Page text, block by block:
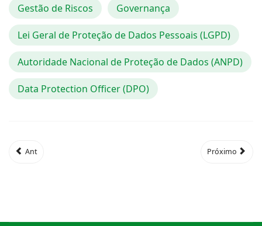
Gestão de Riscos Governança
Lei Geral de Proteção de Dados Pessoais (LGPD)
Autoridade Nacional de Proteção de Dados (ANPD)
Data Protection Officer (DPO)
Ant Próximo